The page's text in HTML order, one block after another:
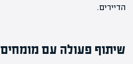
הדיירים.
שיתוף פעולה עם מומחים